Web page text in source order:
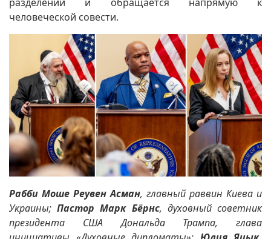
человеческой совести.
Рабби Моше Реувен Асман, главный раввин Киева и
Украины;Пастор Марк Бёрнс, духовный советник
президента США Дональда Трампа, глава